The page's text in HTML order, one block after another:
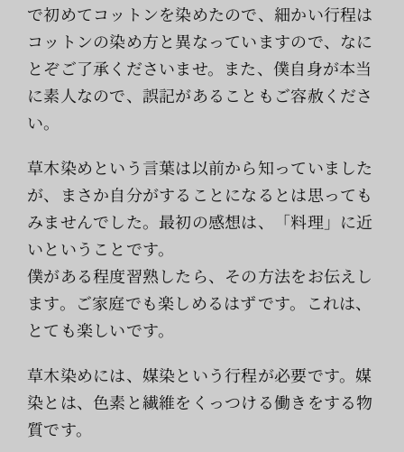
で初めてコットンを染めたので、細かい行程は
コットンの染め方と異なっていますので、なに
とぞご了承くださいませ。また、僕自身が本当
に素人なので、誤記があることもご容赦くださ
い。
草木染めという言葉は以前から知っていました
が、まさか自分がすることになるとは思っても
みませんでした。最初の感想は、「料理」に近
いということです。
僕がある程度習熟したら、その方法をお伝えし
ます。ご家庭でも楽しめるはずです。これは、
とても楽しいです。
草木染めには、媒染という行程が必要です。媒
染とは、色素と繊維をくっつける働きをする物
質です。